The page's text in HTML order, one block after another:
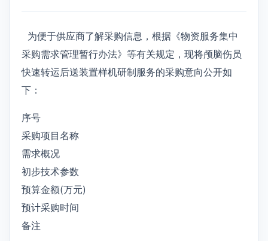
为便于供应商了解采购信息，根据《物资服务集中
采购需求管理暂行办法》等有关规定，现将颅脑伤员
快速转运后送装置样机研制服务的采购意向公开如
下：
序号
采购项目名称
需求概况
初步技术参数
预算金额(万元)
预计采购时间
备注